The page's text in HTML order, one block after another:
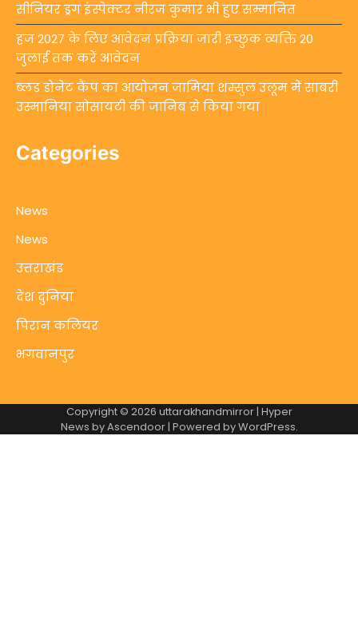
सीनियर ड्रग इंस्पेक्टर नीरज कुमार भी हुए सम्मानित
हज 2027 के लिए आवेदन प्रक्रिया जारी इच्छुक व्यक्ति 20
जुलाई तक करें आवेदन
ब्लड डोनेट कैंप का आयोजन जामिया शम्सुल उलूम में साबरी
उस्मानिया सोसायटी की जानिब से किया गया
Categories
News
News
उत्तराखंड
देश दुनिया
पिरान कलियर
भगवानपुर
Copyright © 2026 uttarakhandmirror| Hyper
News byAscendoor| Powered byWordPress.